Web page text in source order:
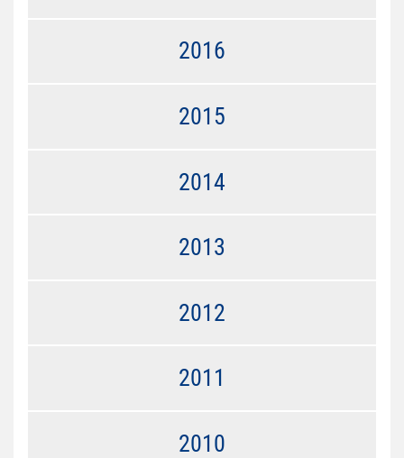
2016
2015
2014
2013
2012
2011
2010